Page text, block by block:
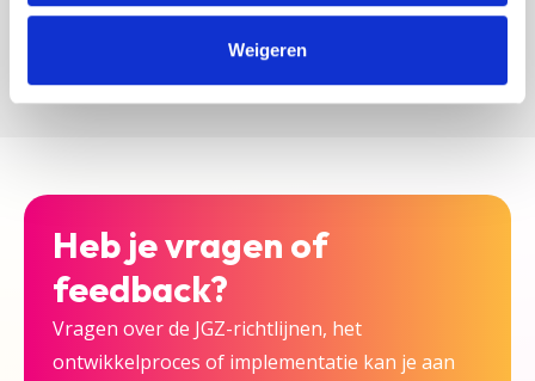
Weigeren
Versturen
Heb je vragen of
feedback?
Vragen over de JGZ-richtlijnen, het
ontwikkelproces of implementatie kan je aan